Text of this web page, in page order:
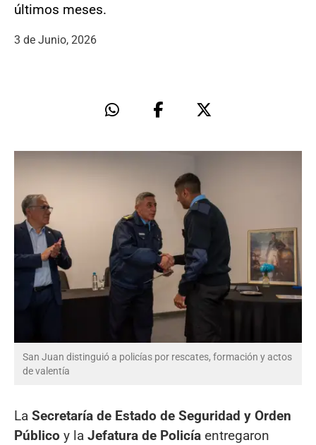
últimos meses.
3 de Junio, 2026
San Juan distinguió a policías por rescates, formación y actos
de valentía
La Secretaría de Estado de Seguridad y Orden
Público y la Jefatura de Policía entregaron